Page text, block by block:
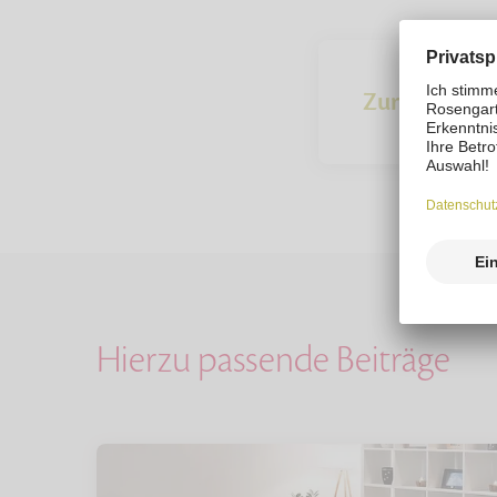
Zur
Hierzu passende Beiträge